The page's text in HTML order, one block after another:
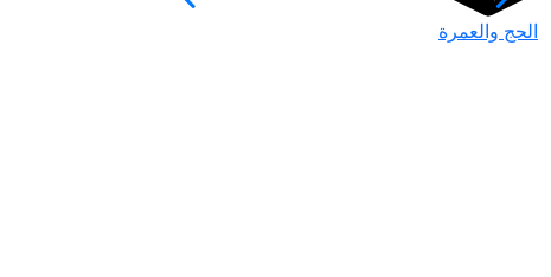
الحج والعمرة